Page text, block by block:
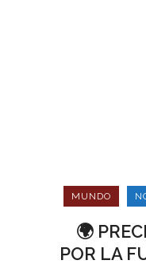
MUNDO
🌍
POR LA